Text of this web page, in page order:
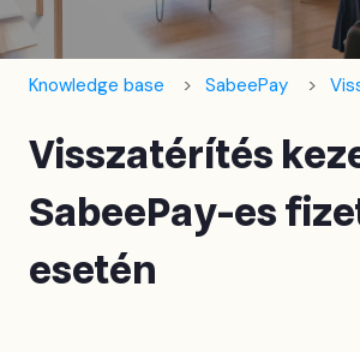
Knowledge base SabeePay
Visszatérítés
SabeePay-es
esetén